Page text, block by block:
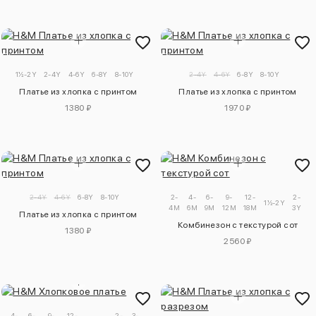
1½-2Y 2-4Y 4-6Y 6-8Y 8-10Y
Платье из хлопка с принтом
1380 ₽
2-4Y 4-6Y 6-8Y 8-10Y
Платье из хлопка с принтом
1970 ₽
2-4Y 4-6Y 6-8Y 8-10Y
Платье из хлопка с принтом
1380 ₽
2-
4M
4-
6M
6-
9M
9-
12M
12-
18M
1½-2Y
2-
3Y
Комбинезон с текстурой сот
2560 ₽